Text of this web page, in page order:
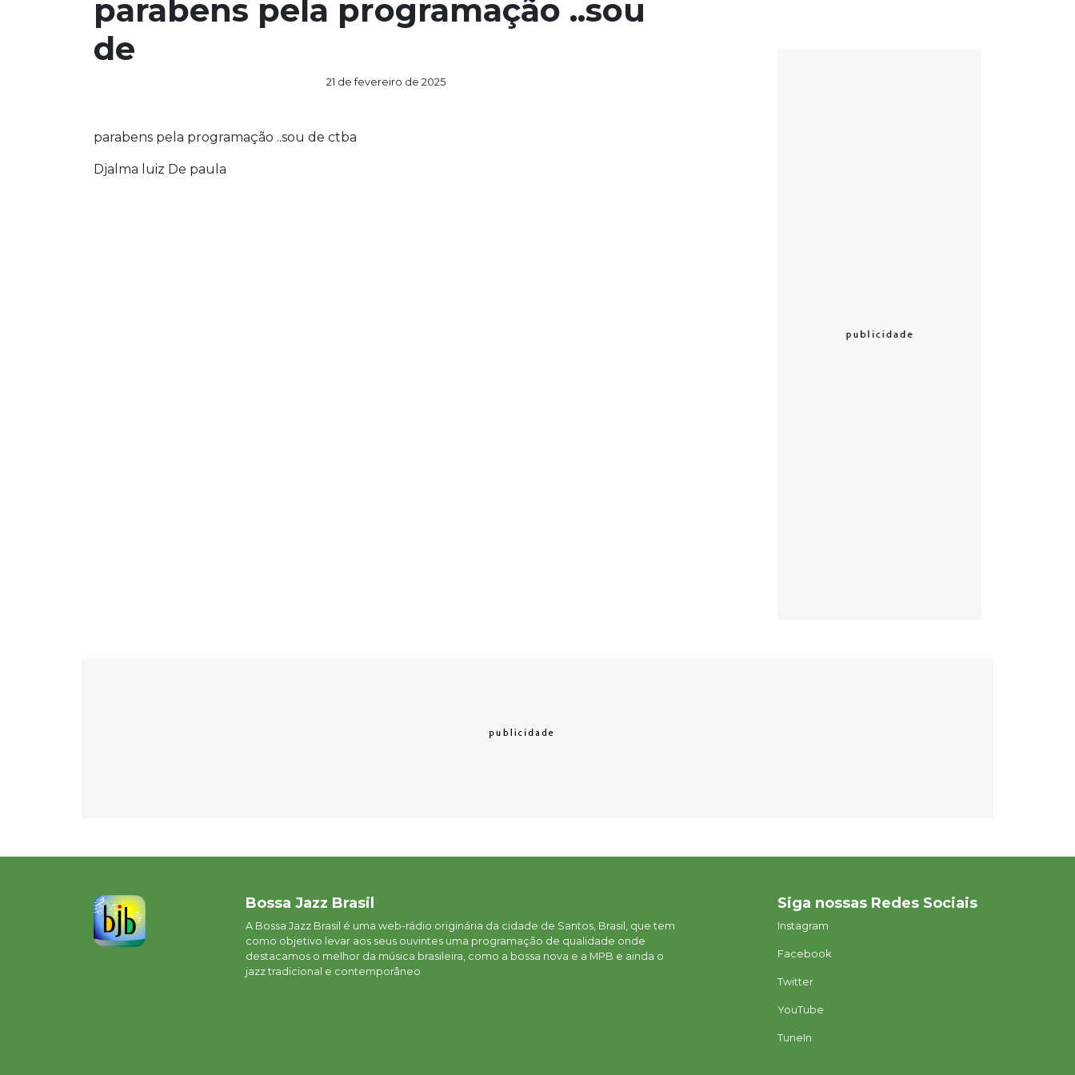
parabens pela programação ..sou
de
21 de fevereiro de 2025
parabens pela programação ..sou de ctba
Djalma luiz De paula
Bossa Jazz Brasil
A Bossa Jazz Brasil é uma web-rádio originária da cidade de Santos, Brasil, que tem
como objetivo levar aos seus ouvintes uma programação de qualidade onde
destacamos o melhor da música brasileira, como a bossa nova e a MPB e ainda o
jazz tradicional e contemporâneo
Siga nossas Redes Sociais
Instagram
Facebook
Twitter
YouTube
TuneIn